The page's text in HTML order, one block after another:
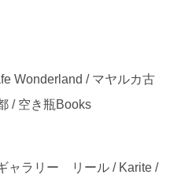
Wonderland / マヤルカ古
/ 空き瓶Books
ャラリー リール / Karite /